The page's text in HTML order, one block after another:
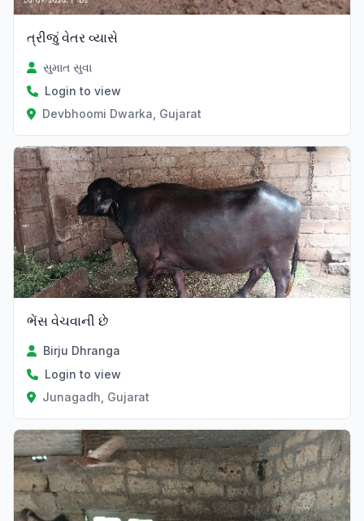
ત્રીજું વેતર વ્યાસે
સુમાત સુવા
Login to view
Devbhoomi Dwarka, Gujarat
ભેંસ વેચવાની છે
Birju Dhranga
Login to view
Junagadh, Gujarat